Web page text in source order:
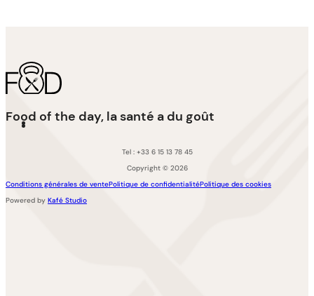
Food of the day, la santé a du goût
Tel : +33 6 15 13 78 45
Copyright © 2026
Conditions générales de ventePolitique de confidentialitéPolitique des cookies
Powered by Kafé Studio